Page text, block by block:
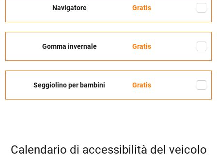
Navigatore Gratis
Gomma invernale Gratis
Seggiolino per bambini Gratis
Calendario di accessibilità del veicolo